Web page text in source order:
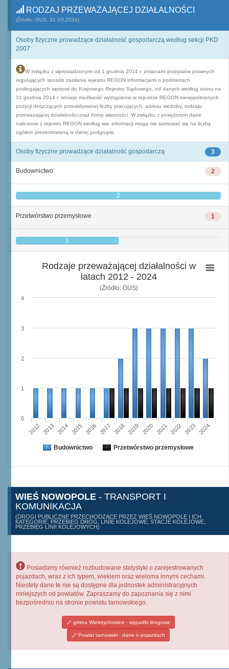
RODZAJ PRZEWAŻAJĄCEJ DZIAŁALNOŚCI
(Źródło: GUS, 31.XII.2024)
Osoby fizyczne prowadzące działalność gospodarczą według sekcji PKD
2007
W związku z wprowadzonymi od 1 grudnia 2014 r. zmianami przepisów prawnych
regulujących sposób zasilania rejestru REGON informacjami o podmiotach
podlegających wpisowi do Krajowego Rejestru Sądowego, od danych według stanu na
31 grudnia 2014 r. istnieje możliwość wystąpienia w rejestrze REGON niewypełnionych
pozycji dotyczących przewidywanej liczby pracujących, adresu siedziby, rodzaju
przeważającej działalności oraz formy własności. W związku z powyższym dane
naliczone z rejestru REGON według ww. informacji mogą nie sumować się na liczbę
ogółem prezentowaną w danej podgrupie.
3
Osoby fizyczne prowadzące działalność gospodarczą
2
Budownictwo
2
1
Przetwórstwo przemysłowe
1
Rodzaje przeważającej działalności w
latach 2012 - 2024
(Źródło: GUS)
2012 2013 2014 2015 2016 2017 2018 2019 2020 2021 2022 2023 2024
0
1
2
3
4
Budownictwo Przetwórstwo przemysłowe
WIEŚ NOWOPOLE - TRANSPORT I
KOMUNIKACJA
(DROGI PUBLICZNE PRZECHODZĄCE PRZEZ WIEŚ NOWOPOLE I ICH
KATEGORIE, PRZEBIEG DRÓG, LINIE KOLEJOWE, STACJE KOLEJOWE,
PRZEBIEG LINII KOLEJOWYCH)
Posiadamy również rozbudowane statystyki o zarejestrowanych
pojazdach, wraz z ich typem, wiekiem oraz wieloma innymi cechami.
Niestety dane te nie są dostępne dla jednostek administracyjnych
mniejszych od powiatów. Zapraszamy do zapoznania się z nimi
bezpośrednio na stronie powiatu tarnowskiego.
gmina Wietrzychowice - wypadki drogowe
Powiat tarnowski - dane o pojazdach